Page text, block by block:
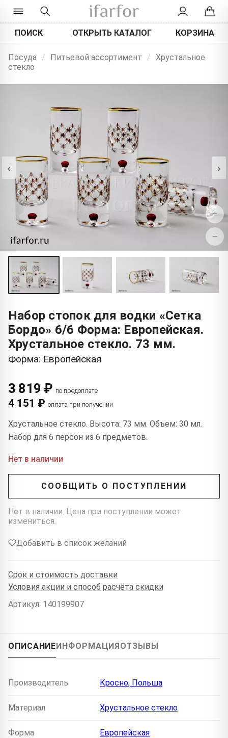
ПОИСК ОТКРЫТЬ КАТАЛОГ КОРЗИНА
Посуда / Питьевой ассортимент / Хрустальное
стекло
‹ ›
+
−
Набор стопок для водки «Сетка
Бордо» 6/6 Форма: Европейская.
Хрустальное стекло. 73 мм.
Форма: Европейская
3 819 ₽ по предоплате
4 151 ₽ оплата при получении
Хрустальное стекло. Высота: 73 мм. Объем: 30 мл.
Набор для 6 персон из 6 предметов.
Нет в наличии
СООБЩИТЬ О ПОСТУПЛЕНИИ
Нет в наличии. Цена при поступлении может
измениться.
Добавить в список желаний
Срок и стоимость доставки
Условия акции и способ расчёта скидки
Артикул: 140199907
ОПИСАНИЕИНФОРМАЦИЯОТЗЫВЫ
Производитель Кросно, Польша
Материал Хрустальное стекло
Форма Европейская